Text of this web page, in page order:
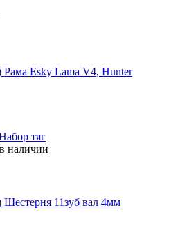
Рама Esky Lama V4, Hunter
тяг
наличии
Шестерня 11зуб вал 4мм